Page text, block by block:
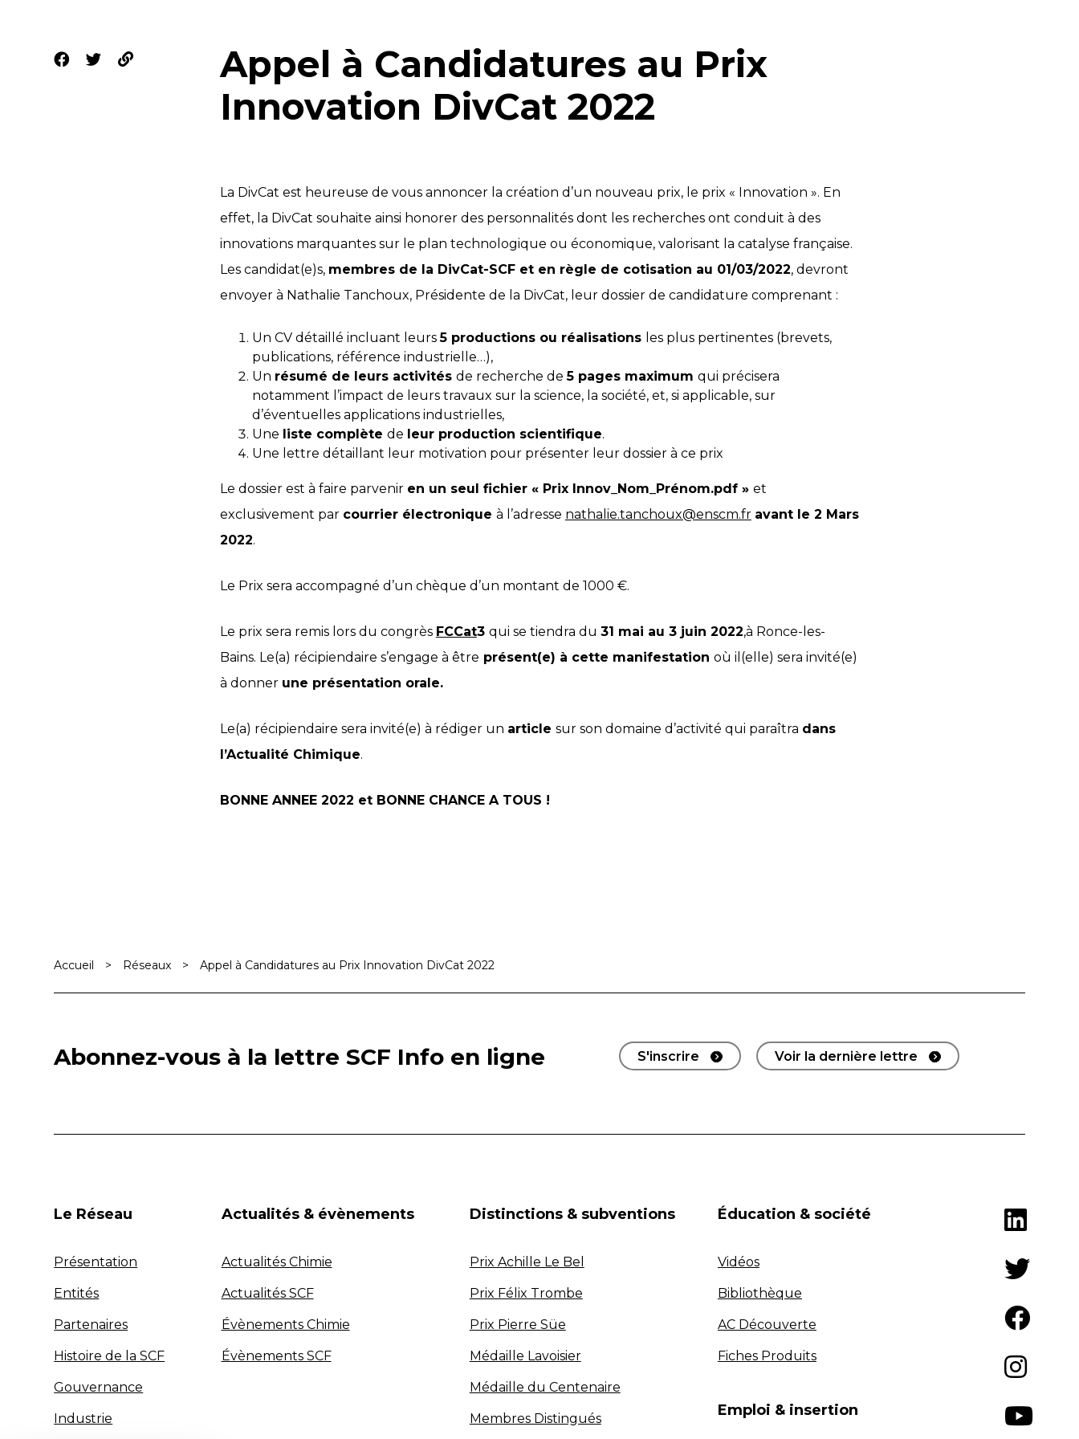
Appel à Candidatures au Prix
Innovation DivCat 2022
La DivCat est heureuse de vous annoncer la création d’un nouveau prix, le prix « Innovation ». En
effet, la DivCat souhaite ainsi honorer des personnalités dont les recherches ont conduit à des
innovations marquantes sur le plan technologique ou économique, valorisant la catalyse française.
Les candidat(e)s, membres de la DivCat-SCF et en règle de cotisation au 01/03/2022, devront
envoyer à Nathalie Tanchoux, Présidente de la DivCat, leur dossier de candidature comprenant :
Un CV détaillé incluant leurs5 productions ou réalisations les plus pertinentes (brevets,
publications, référence industrielle…),
Un résumé de leurs activités de recherche de5 pages maximum qui précisera
notamment l’impact de leurs travaux sur la science, la société, et, si applicable, sur
d’éventuelles applications industrielles,
Une liste complète de leur production scientifique.
Une lettre détaillant leur motivation pour présenter leur dossier à ce prix
Le dossier est à faire parvenir en un seul fichier « Prix Innov_Nom_Prénom.pdf » et
exclusivement par courrier électronique à l’adresse nathalie.tanchoux@enscm.fr avant le 2 Mars
2022.
Le Prix sera accompagné d’un chèque d’un montant de 1000 €.
Le prix sera remis lors du congrès FCCat3 qui se tiendra du 31 mai au 3 juin 2022,à Ronce-les-
Bains. Le(a) récipiendaire s’engage à être présent(e) à cette manifestation où il(elle) sera invité(e)
à donner une présentation orale.
Le(a) récipiendaire sera invité(e) à rédiger un article sur son domaine d’activité qui paraîtra dans
l’Actualité Chimique.
BONNE ANNEE 2022 et BONNE CHANCE A TOUS !
Accueil > Réseaux > Appel à Candidatures au Prix Innovation DivCat 2022
Abonnez-vous à la lettre SCF Info en ligne S'inscrire Voir la dernière lettre
Le Réseau
Présentation
Entités
Partenaires
Histoire de la SCF
Gouvernance
Industrie
Actualités & évènements
Actualités Chimie
Actualités SCF
Évènements Chimie
Évènements SCF
Distinctions & subventions
Prix Achille Le Bel
Prix Félix Trombe
Prix Pierre Süe
Médaille Lavoisier
Médaille du Centenaire
Membres Distingués
Éducation & société
Vidéos
Bibliothèque
AC Découverte
Fiches Produits
Emploi & insertion